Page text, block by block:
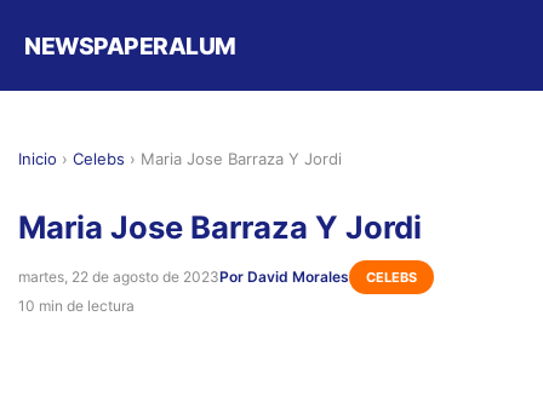
NEWSPAPERALUM
Inicio › Celebs › Maria Jose Barraza Y Jordi
Maria Jose Barraza Y Jordi
martes, 22 de agosto de 2023Por David Morales CELEBS
10 min de lectura